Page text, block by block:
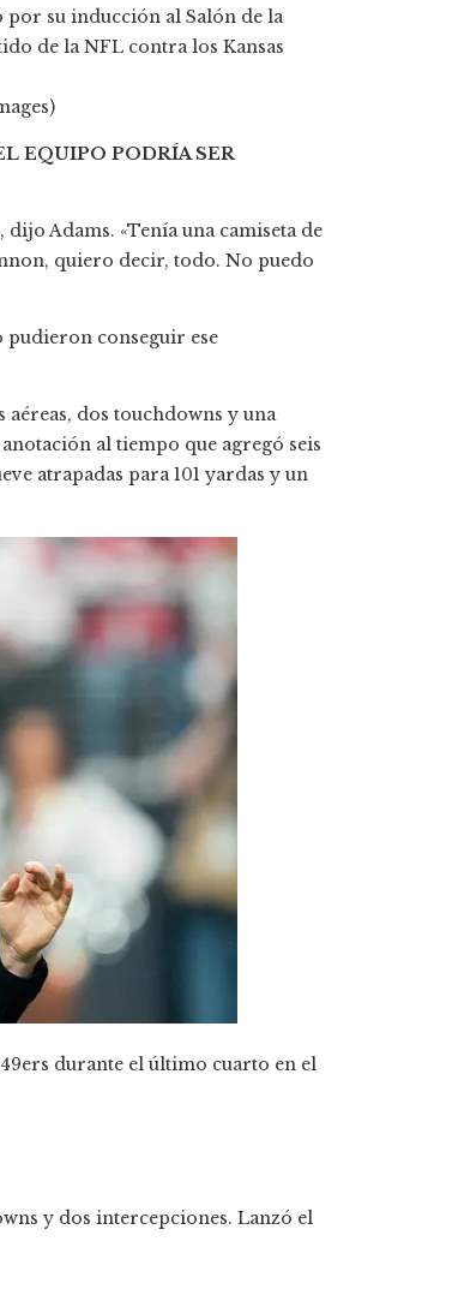
su inducción al Salón de la
de la NFL contra los Kansas
EQUIPO PODRÍA SER
Adams. «Tenía una camiseta de
quiero decir, todo. No puedo
pudieron conseguir ese
dos touchdowns y una
al tiempo que agregó seis
atrapadas para 101 yardas y un
durante el último cuarto en el
y dos intercepciones. Lanzó el